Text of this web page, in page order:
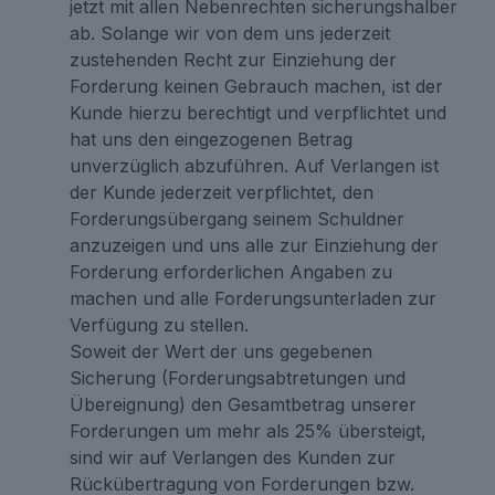
jetzt mit allen Nebenrechten sicherungshalber
ab. Solange wir von dem uns jederzeit
zustehenden Recht zur Einziehung der
Forderung keinen Gebrauch machen, ist der
Kunde hierzu berechtigt und verpflichtet und
hat uns den eingezogenen Betrag
unverzüglich abzuführen. Auf Verlangen ist
der Kunde jederzeit verpflichtet, den
Forderungsübergang seinem Schuldner
anzuzeigen und uns alle zur Einziehung der
Forderung erforderlichen Angaben zu
machen und alle Forderungsunterladen zur
Verfügung zu stellen.
Soweit der Wert der uns gegebenen
Sicherung (Forderungsabtretungen und
Übereignung) den Gesamtbetrag unserer
Forderungen um mehr als 25% übersteigt,
sind wir auf Verlangen des Kunden zur
Rückübertragung von Forderungen bzw.